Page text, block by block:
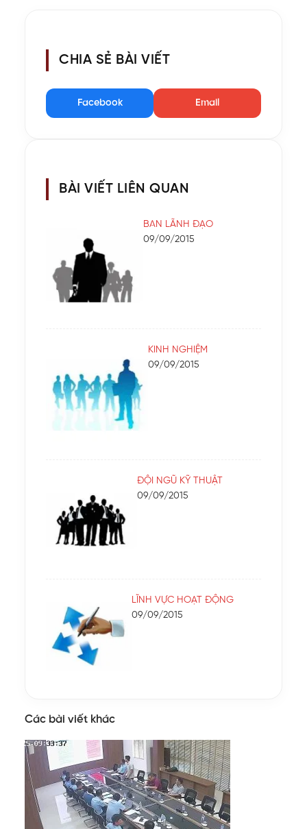
CHIA SẺ BÀI VIẾT
Facebook Email
BÀI VIẾT LIÊN QUAN
BAN LÃNH ĐẠO
09/09/2015
KINH NGHIỆM
09/09/2015
ĐỘI NGŨ KỸ THUẬT
09/09/2015
LĨNH VỰC HOẠT ĐỘNG
09/09/2015
Các bài viết khác